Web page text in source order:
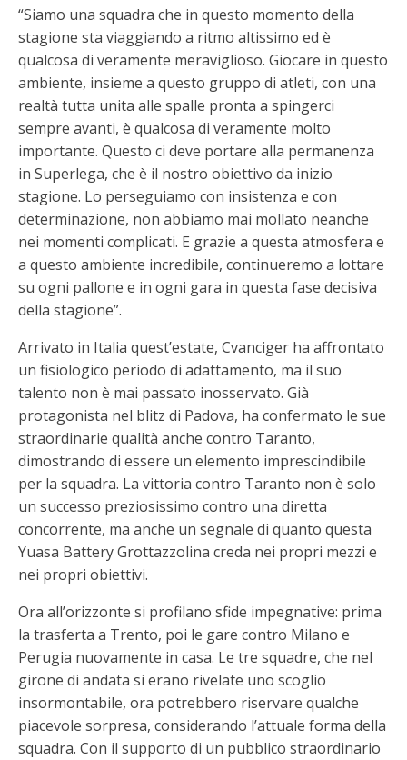
“Siamo una squadra che in questo momento della
stagione sta viaggiando a ritmo altissimo ed è
qualcosa di veramente meraviglioso. Giocare in questo
ambiente, insieme a questo gruppo di atleti, con una
realtà tutta unita alle spalle pronta a spingerci
sempre avanti, è qualcosa di veramente molto
importante. Questo ci deve portare alla permanenza
in Superlega, che è il nostro obiettivo da inizio
stagione. Lo perseguiamo con insistenza e con
determinazione, non abbiamo mai mollato neanche
nei momenti complicati. E grazie a questa atmosfera e
a questo ambiente incredibile, continueremo a lottare
su ogni pallone e in ogni gara in questa fase decisiva
della stagione”.
Arrivato in Italia quest’estate, Cvanciger ha affrontato
un fisiologico periodo di adattamento, ma il suo
talento non è mai passato inosservato. Già
protagonista nel blitz di Padova, ha confermato le sue
straordinarie qualità anche contro Taranto,
dimostrando di essere un elemento imprescindibile
per la squadra. La vittoria contro Taranto non è solo
un successo preziosissimo contro una diretta
concorrente, ma anche un segnale di quanto questa
Yuasa Battery Grottazzolina creda nei propri mezzi e
nei propri obiettivi.
Ora all’orizzonte si profilano sfide impegnative: prima
la trasferta a Trento, poi le gare contro Milano e
Perugia nuovamente in casa. Le tre squadre, che nel
girone di andata si erano rivelate uno scoglio
insormontabile, ora potrebbero riservare qualche
piacevole sorpresa, considerando l’attuale forma della
squadra. Con il supporto di un pubblico straordinario